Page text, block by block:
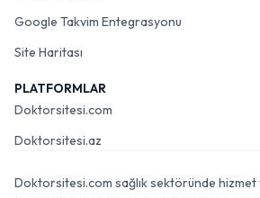
Google Takvim Entegrasyonu
Site Haritası
PLATFORMLAR
Doktorsitesi.com
Doktorsitesi.az
Doktorsitesi.com sağlık sektöründe hizmet